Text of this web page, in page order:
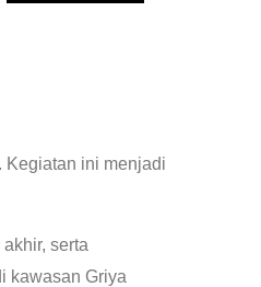
Kegiatan ini menjadi
serta
kawasan Griya